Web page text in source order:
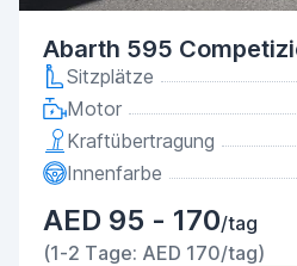
Abarth 595
Sitzplätze
Motor
Kraftübertragung
Innenfarbe
AED 95 - 170/tag
(1-2 Tage: AED 170/tag)